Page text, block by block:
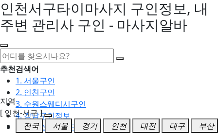
인천서구타이마사지 구인정보, 내
주변 관리사 구인 - 마사지알바
추천검색어
1. 서울구인
2. 인천구인
3. 수원스웨디시구인
4. 강남구인정보
5. 동탄스웨디시구인
지역
[ 인천-서구 ]
전국
서울 경기 인천 대전 대구
부산